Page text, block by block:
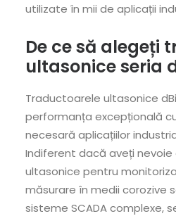
utilizate în mii de aplicații
De ce să alegeți
ultasonice seria
Traductoarele ultasonice
performanța excepțională
necesară aplicațiilor
Indiferent dacă aveți
ultasonice pentru
măsurare în medii corozive
sisteme SCADA complexe,